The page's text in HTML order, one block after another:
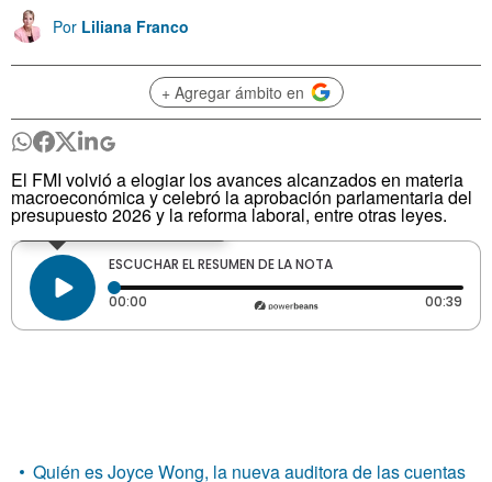
Por Liliana Franco
+ Agregar ámbito en
El FMI volvió a elogiar los avances alcanzados en materia
macroeconómica y celebró la aprobación parlamentaria del
presupuesto 2026 y la reforma laboral, entre otras leyes.
Quién es Joyce Wong, la nueva auditora de las cuentas